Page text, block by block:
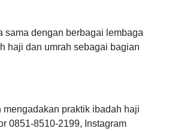
dengan berbagai lembaga